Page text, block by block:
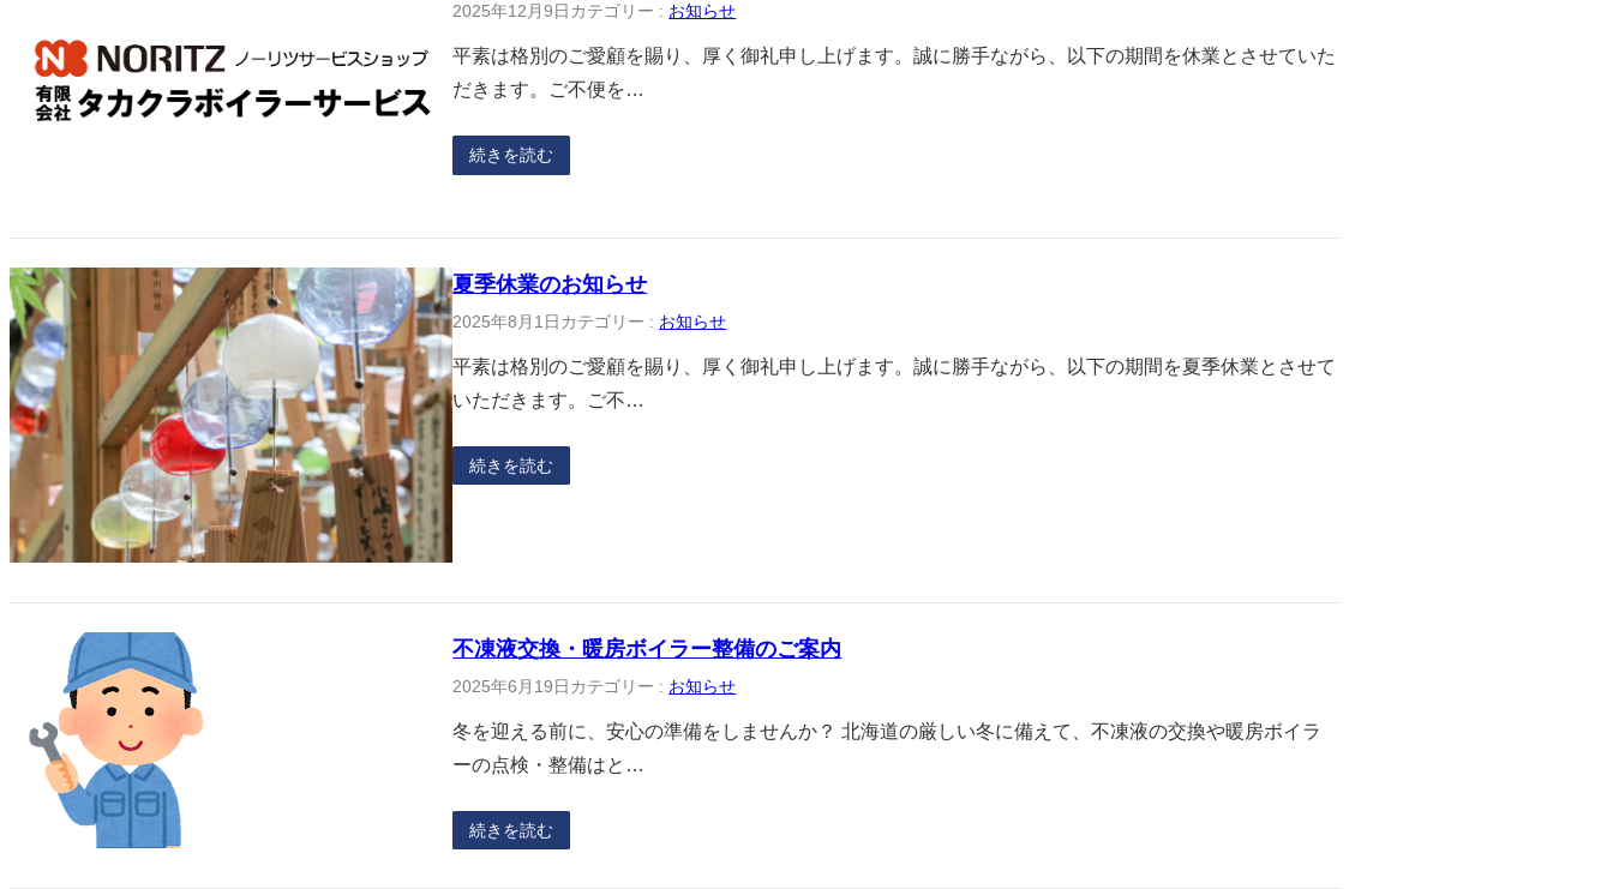
2025年12月9日 カテゴリー : お知らせ
平素は格別のご愛顧を賜り、厚く御礼申し上げます。誠に勝手ながら、以下の期間を休業とさせていた
だきます。ご不便を…
続きを読む
夏季休業のお知らせ
2025年8月1日 カテゴリー : お知らせ
平素は格別のご愛顧を賜り、厚く御礼申し上げます。誠に勝手ながら、以下の期間を夏季休業とさせて
いただきます。ご不…
続きを読む
不凍液交換・暖房ボイラー整備のご案内
2025年6月19日 カテゴリー : お知らせ
冬を迎える前に、安心の準備をしませんか？ 北海道の厳しい冬に備えて、不凍液の交換や暖房ボイラ
ーの点検・整備はと…
続きを読む